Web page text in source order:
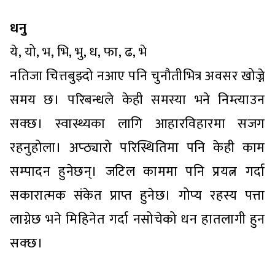
धनु
ये, यो, भ, भि, भु, ध, फा, ढ, भे
नतिजा चित्तबुझ्दो नआए पनि चुनौतीभित्र अवसर खोज्ने
समय छ। परिबन्धले केही समस्या भने निम्त्याउन
सक्छ। स्वास्थ्यका लागि आहारविहारमा सजग
रहनुहोला। अप्ठ्यारो परिस्थितिमा पनि केही काम
सम्पादन हुनेछन्। जटिल काममा पनि प्रयत्न गर्दा
सकारात्मक संकेत प्राप्त हुनेछ। गोप्य रहस्य पत्ता
लाग्नेछ भने मिहिनेत गर्दा नसोचेको धन हातलागी हुन
सक्छ।